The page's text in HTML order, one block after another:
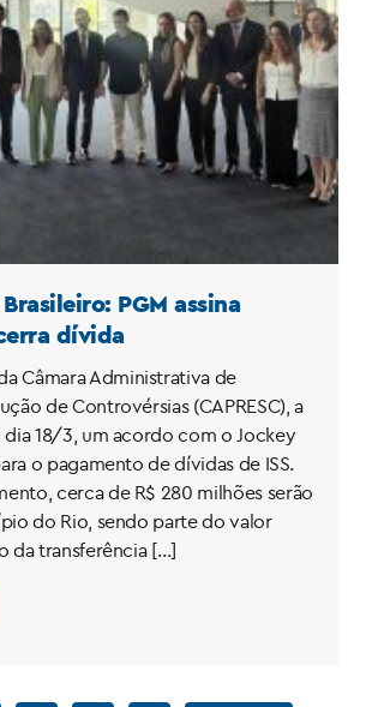
PGM assina
dívida
Câmara Administrativa de
de Controvérsias (CAPRESC), a
dia 18/3, um acordo com o Jockey
o pagamento de dívidas de ISS.
cerca de R$ 280 milhões serão
do Rio, sendo parte do valor
da transferência […]